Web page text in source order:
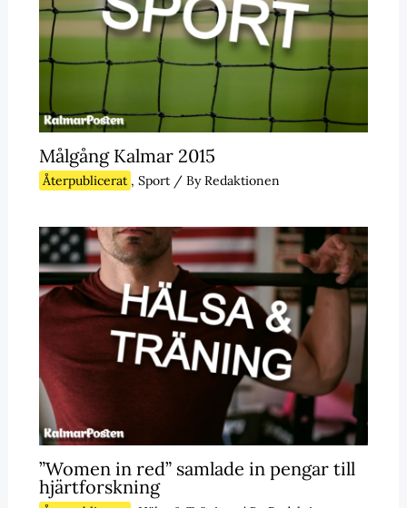
Målgång Kalmar 2015
Återpublicerat , Sport/ ByRedaktionen
”Women in red” samlade in pengar till
hjärtforskning